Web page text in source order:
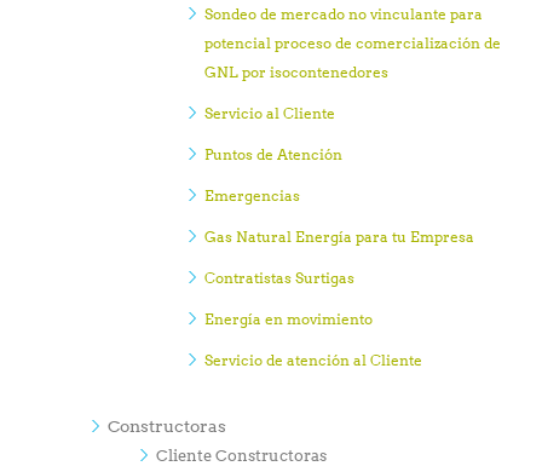
Sondeo de mercado no vinculante para
potencial proceso de comercialización de
GNL por isocontenedores
Servicio al Cliente
Puntos de Atención
Emergencias
Gas Natural Energía para tu Empresa
Contratistas Surtigas
Energía en movimiento
Servicio de atención al Cliente
Constructoras
Cliente Constructoras